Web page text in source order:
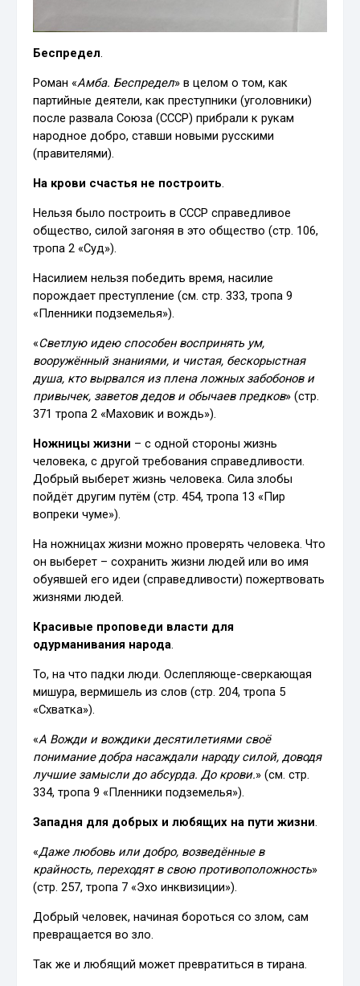
Беспредел.
Роман «Амба. Беспредел» в целом о том, как
партийные деятели, как преступники (уголовники)
после развала Союза (СССР) прибрали к рукам
народное добро, ставши новыми русскими
(правителями).
На крови счастья не построить.
Нельзя было построить в СССР справедливое
общество, силой загоняя в это общество (стр. 106,
тропа 2 «Суд»).
Насилием нельзя победить время, насилие
порождает преступление (см. стр. 333, тропа 9
«Пленники подземелья»).
«Светлую идею способен воспринять ум,
вооружённый знаниями, и чистая, бескорыстная
душа, кто вырвался из плена ложных забобонов и
привычек, заветов дедов и обычаев предков» (стр.
371 тропа 2 «Маховик и вождь»).
Ножницы жизни – с одной стороны жизнь
человека, с другой требования справедливости.
Добрый выберет жизнь человека. Сила злобы
пойдёт другим путём (стр. 454, тропа 13 «Пир
вопреки чуме»).
На ножницах жизни можно проверять человека. Что
он выберет – сохранить жизни людей или во имя
обуявшей его идеи (справедливости) пожертвовать
жизнями людей.
Красивые проповеди власти для
одурманивания народа.
То, на что падки люди. Ослепляюще-сверкающая
мишура, вермишель из слов (стр. 204, тропа 5
«Схватка»).
«А Вожди и вождики десятилетиями своё
понимание добра насаждали народу силой, доводя
лучшие замысли до абсурда. До крови.» (см. стр.
334, тропа 9 «Пленники подземелья»).
Западня для добрых и любящих на пути жизни.
«Даже любовь или добро, возведённые в
крайность, переходят в свою противоположность»
(стр. 257, тропа 7 «Эхо инквизиции»).
Добрый человек, начиная бороться со злом, сам
превращается во зло.
Так же и любящий может превратиться в тирана.